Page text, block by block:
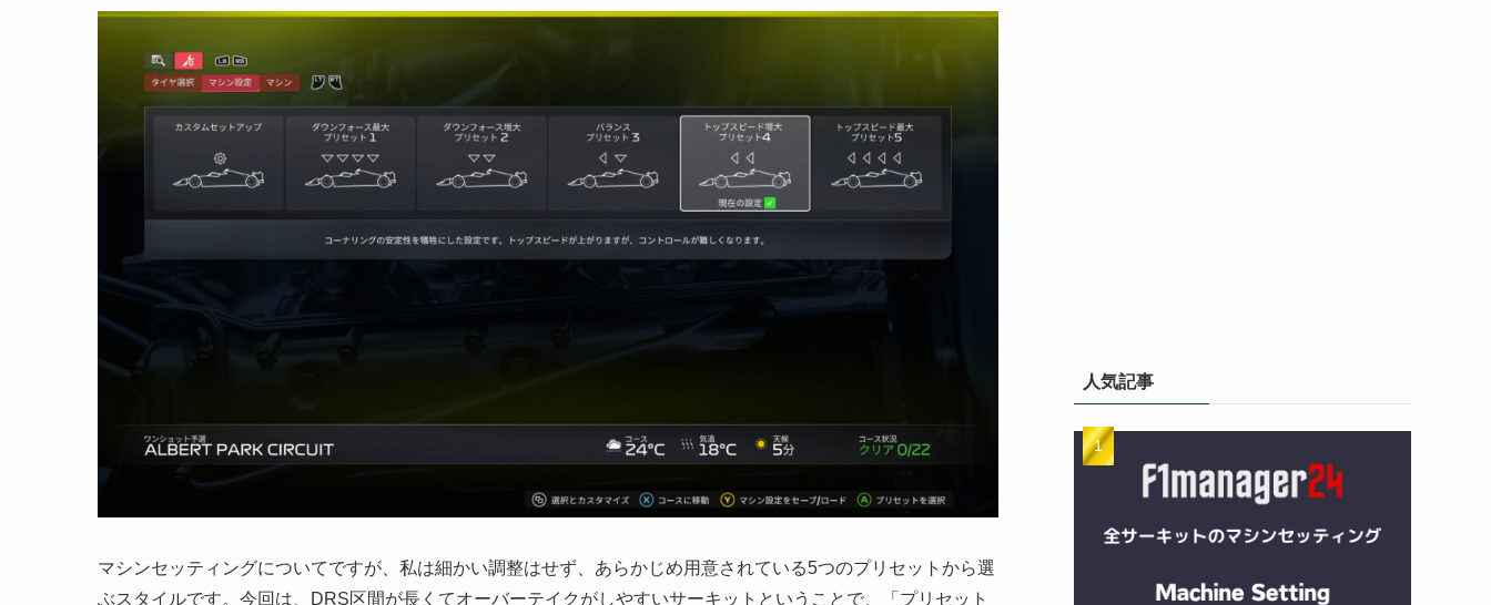
マシンセッティングについてですが、私は細かい調整はせず、あらかじめ用意されている5つのプリセットから選
ぶスタイルです。今回は、DRS区間が長くてオーバーテイクがしやすいサーキットということで、「プリセット
人気記事